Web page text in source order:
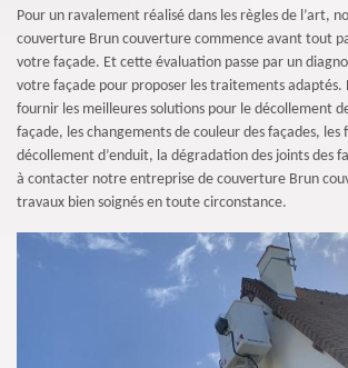
Pour un ravalement réalisé dans les règles de l’art,
couverture Brun couverture commence avant tout
votre façade. Et cette évaluation passe par un
votre façade pour proposer les traitements adaptés.
fournir les meilleures solutions pour le décollement
façade, les changements de couleur des façades, les
décollement d’enduit, la dégradation des joints des
à contacter notre entreprise de couverture Brun
travaux bien soignés en toute circonstance.